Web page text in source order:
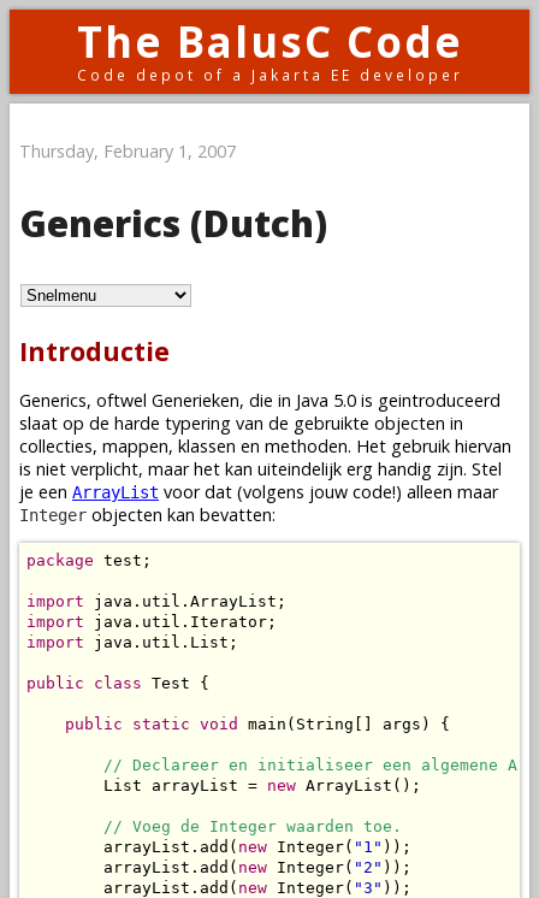
The BalusC Code
Code depot of a Jakarta EE developer
Thursday, February 1, 2007
Generics (Dutch)
Introductie
Generics, oftwel Generieken, die in Java 5.0 is geintroduceerd
slaat op de harde typering van de gebruikte objecten in
collecties, mappen, klassen en methoden. Het gebruik hiervan
is niet verplicht, maar het kan uiteindelijk erg handig zijn. Stel
je een ArrayList voor dat (volgens jouw code!) alleen maar
Integer objecten kan bevatten:
package test;
import
import
import java.util.List;
public class Test {
public static void main(String[] args) {
// Declareer en initialiseer een algemene
        List arrayList =
new ArrayList();
// Voeg de Integer waarden toe.
        arrayList.add(
new Integer( "1" ));
        arrayList.add(
new Integer( "2" ));
        arrayList.add(
new Integer( "3" ));